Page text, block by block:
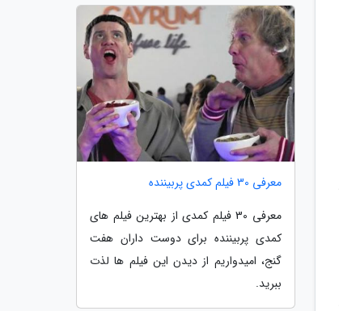
معرفی 30 فیلم کمدی پربیننده
معرفی 30 فیلم کمدی از بهترین فیلم های
کمدی پربیننده برای دوست داران هفت
گنج، امیدواریم از دیدن این فیلم ها لذت
ببرید.